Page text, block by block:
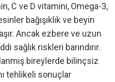
C ve D vitamini, Omega-3,
bağışıklık ve beyin
Ancak ezbere ve uzun
sağlık riskleri barındırır.
bireylerde bilinçsiz
tehlikeli sonuçlar